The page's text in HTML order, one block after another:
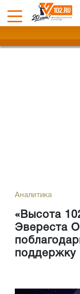
Аналитика
«Высота
Эвереста
поддержку